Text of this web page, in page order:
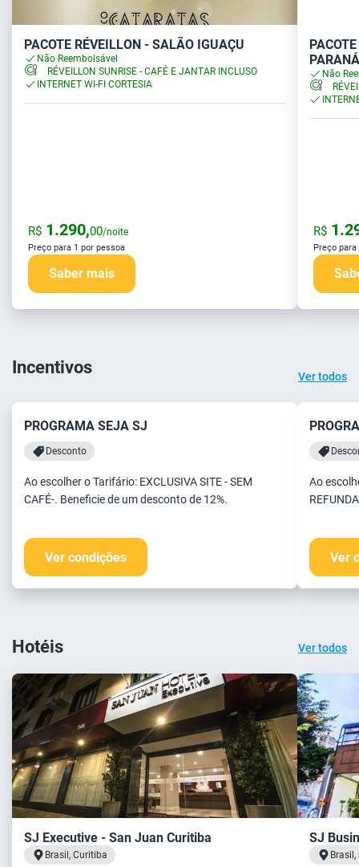
PACOTE RÉVEILLON - SALÃO IGUAÇU
Não Reembolsável
RÉVEILLON SUNRISE - CAFÉ E JANTAR INCLUSO
INTERNET WI-FI CORTESIA
R$ 1.290,00/noite
Preço para 1 por pessoa
Saber mais
PARANÁ
Não
R$
Preço
Incentivos Ver todos
PROGRAMA SEJA SJ
Desconto
Ao escolher o Tarifário: EXCLUSIVA SITE - SEM
CAFÉ-. Beneficie de um desconto de 12%.
Ver condições
Ao
Ver
Hotéis Ver todos
SJ Executive - San Juan Curitiba
Brasil, Curitiba
SJ